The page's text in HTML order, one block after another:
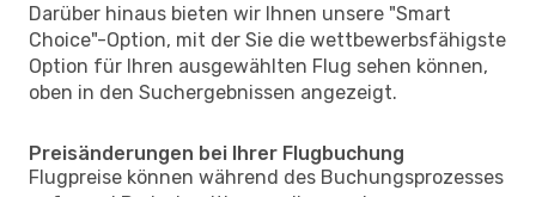
Darüber hinaus bieten wir Ihnen unsere "Smart
Choice"-Option, mit der Sie die wettbewerbsfähigste
Option für Ihren ausgewählten Flug sehen können,
oben in den Suchergebnissen angezeigt.
Preisänderungen bei Ihrer Flugbuchung
Flugpreise können während des Buchungsprozesses